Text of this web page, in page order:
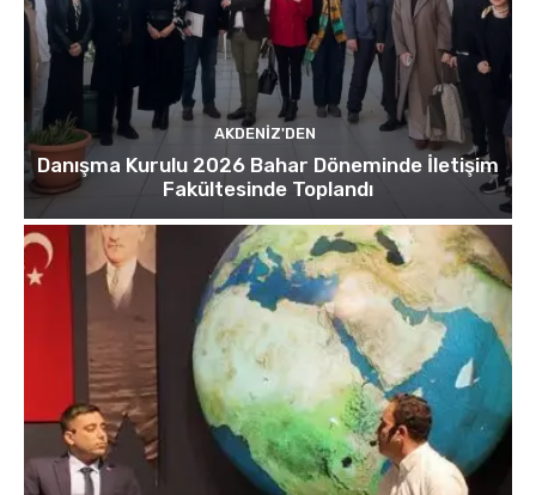
AKDENIZ'DEN
Danışma Kurulu 2026 Bahar Döneminde İletişim
Fakültesinde Toplandı